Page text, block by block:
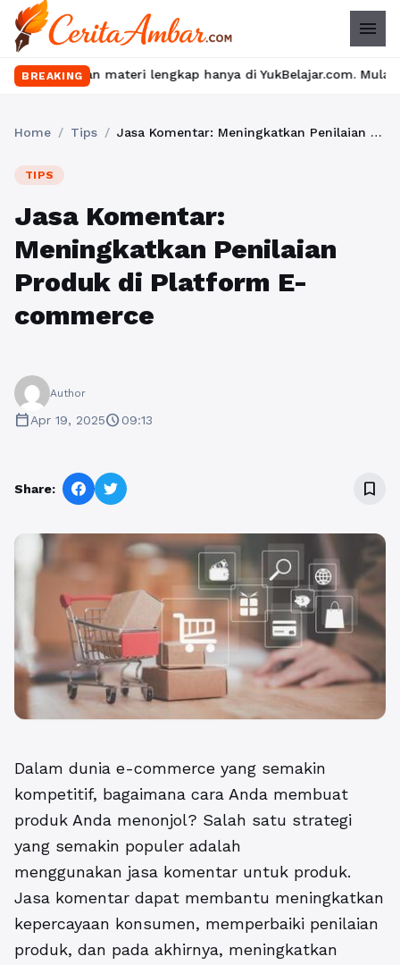
menu
BREAKING
materi lengkap hanya di YukBelajar.com. Mulai langkah
Home / Tips / Jasa Komentar: Meningkatkan Penilaian Produk di Platform E-commerce
TIPS
Jasa Komentar:
Meningkatkan Penilaian
Produk di Platform E-
commerce
Author
calendar_todayApr 19, 2025schedule09:13
Share: bookmark_border
Dalam dunia e-commerce yang semakin
kompetitif, bagaimana cara Anda membuat
produk Anda menonjol? Salah satu strategi
yang semakin populer adalah
menggunakan jasa komentar untuk produk.
Jasa komentar dapat membantu meningkatkan
kepercayaan konsumen, memperbaiki penilaian
produk, dan pada akhirnya, meningkatkan